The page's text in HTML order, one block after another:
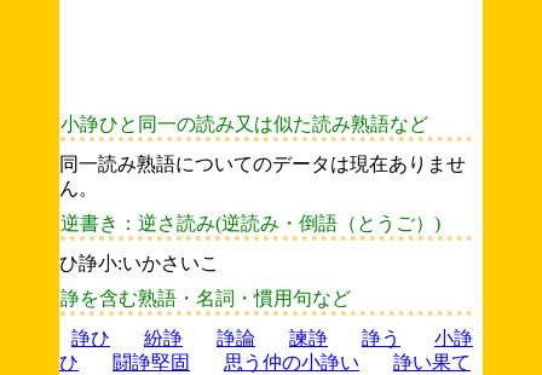
小諍ひと同一の読み又は似た読み熟語など
同一読み熟語についてのデータは現在ありませ
ん。
逆書き：逆さ読み(逆読み・倒語（とうご）)
ひ諍小:いかさいこ
諍を含む熟語・名詞・慣用句など
諍ひ
紛諍 諍論 諫諍 諍う
小諍
ひ
闘諍堅固 思う仲の小諍い
諍い果て